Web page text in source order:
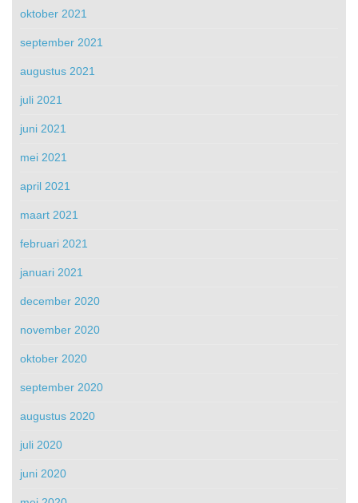
oktober 2021
september 2021
augustus 2021
juli 2021
juni 2021
mei 2021
april 2021
maart 2021
februari 2021
januari 2021
december 2020
november 2020
oktober 2020
september 2020
augustus 2020
juli 2020
juni 2020